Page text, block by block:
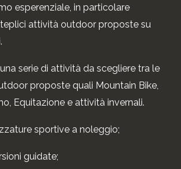
esperenziale, in particolare
attività outdoor proposte su
una serie di attività da scegliere tra le
proposte quali Mountain Bike,
Equitazione e attività invernali.
sportive a noleggio;
guidate;